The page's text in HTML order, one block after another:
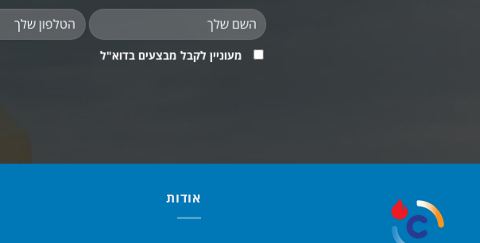
מעוניין לקבל מבצעים בדוא"ל
אודות